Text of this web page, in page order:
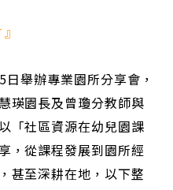
舉辦專業園所分享會，
瑛園長及曾瓊分教師與
「社區資源在幼兒園課
，從課程發展到園所經
甚至深耕在地，以下整